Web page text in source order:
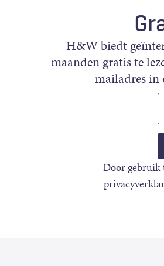
H&W biedt
maanden gratis te
mailadres in
Door gebruik